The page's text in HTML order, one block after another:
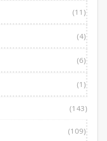
(11)
(4)
(6)
(1)
(143)
(109)